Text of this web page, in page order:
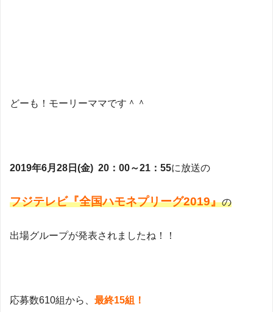
どーも！モーリーママです＾＾
2019年6月28日(金) 20：00～21：55に放送の
フジテレビ『全国ハモネプリーグ2019』の
出場グループが発表されましたね！！
応募数610組から、 最終15組！